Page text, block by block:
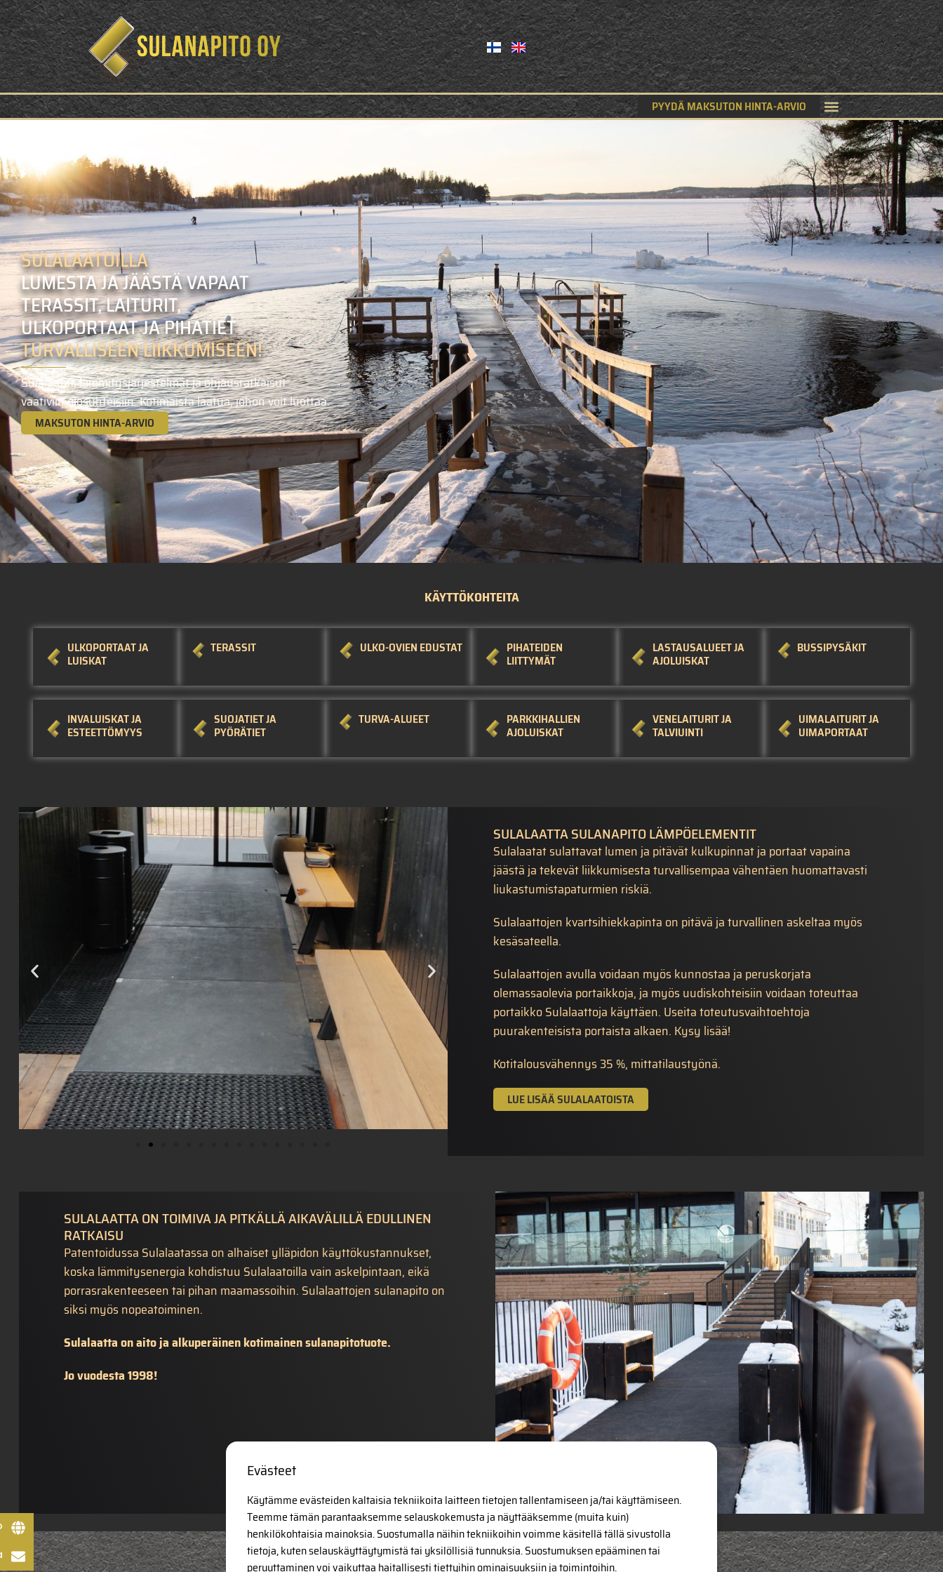
PYYDÄ MAKSUTON HINTA-ARVIO
SULALAATOILLA
LUMESTA JA JÄÄSTÄ VAPAAT
TERASSIT, LAITURIT,
ULKOPORTAAT JA PIHATIET
TURVALLISEEN LIIKKUMISEEN!
Sulalaatat, lämmitysjärjestelmät ja ohjausratkaisut
vaativiin olosuhteisiin. Kotimaista laatua, johon voit luottaa.
MAKSUTON HINTA-ARVIO
KÄYTTÖKOHTEITA
ULKOPORTAAT JA
LUISKAT
TERASSIT ULKO-OVIEN EDUSTAT PIHATEIDEN
LIITTYMÄT
LASTAUSALUEET JA
AJOLUISKAT
BUSSIPYSÄKIT
INVALUISKAT JA
ESTEETTÖMYYS
SUOJATIET JA
PYÖRÄTIET
TURVA-ALUEET PARKKIHALLIEN
AJOLUISKAT
VENELAITURIT JA
TALVIUINTI
UIMALAITURIT JA
UIMAPORTAAT
SULALAATTA SULANAPITO LÄMPÖELEMENTIT
Sulalaatat sulattavat lumen ja pitävät kulkupinnat ja portaat vapaina
jäästä ja tekevät liikkumisesta turvallisempaa vähentäen huomattavasti
liukastumistapaturmien riskiä.
Sulalaattojen kvartsihiekkapinta on pitävä ja turvallinen askeltaa myös
kesäsateella.
Sulalaattojen avulla voidaan myös kunnostaa ja peruskorjata
olemassaolevia portaikkoja, ja myös uudiskohteisiin voidaan toteuttaa
portaikko Sulalaattoja käyttäen. Useita toteutusvaihtoehtoja
puurakenteisista portaista alkaen. Kysy lisää!
Kotitalousvähennys 35 %, mittatilaustyönä.
LUE LISÄÄ SULALAATOISTA
SULALAATTA ON TOIMIVA JA PITKÄLLÄ AIKAVÄLILLÄ EDULLINEN
RATKAISU
Patentoidussa Sulalaatassa on alhaiset ylläpidon käyttökustannukset,
koska lämmitysenergia kohdistuu Sulalaatoilla vain askelpintaan, eikä
porrasrakenteeseen tai pihan maamassoihin. Sulalaattojen sulanapito on
siksi myös nopeatoiminen.
Sulalaatta on aito ja alkuperäinen kotimainen sulanapitotuote.
Jo vuodesta 1998!
Evästeet
Käytämme evästeiden kaltaisia tekniikoita laitteen tietojen tallentamiseen ja/tai käyttämiseen.
Teemme tämän parantaaksemme selauskokemusta ja näyttääksemme (muita kuin)
henkilökohtaisia mainoksia. Suostumalla näihin tekniikoihin voimme käsitellä tällä sivustolla
tietoja, kuten selauskäyttäytymistä tai yksilöllisiä tunnuksia. Suostumuksen epääminen tai
peruuttaminen voi vaikuttaa haitallisesti tiettyihin ominaisuuksiin ja toimintoihin.